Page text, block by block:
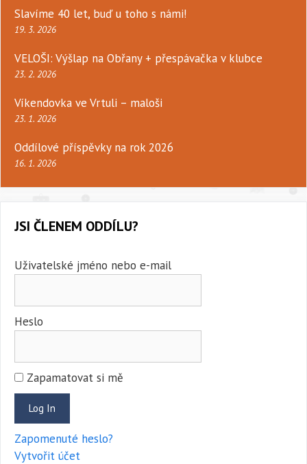
Slavíme 40 let, buď u toho s námi!
19. 3. 2026
VELOŠI: Výšlap na Obřany + přespávačka v klubce
23. 2. 2026
Víkendovka ve Vrtuli – maloši
23. 1. 2026
Oddílové příspěvky na rok 2026
16. 1. 2026
JSI ČLENEM ODDÍLU?
Uživatelské jméno nebo e-mail
Heslo
Zapamatovat si mě
Zapomenuté heslo?
Vytvořit účet